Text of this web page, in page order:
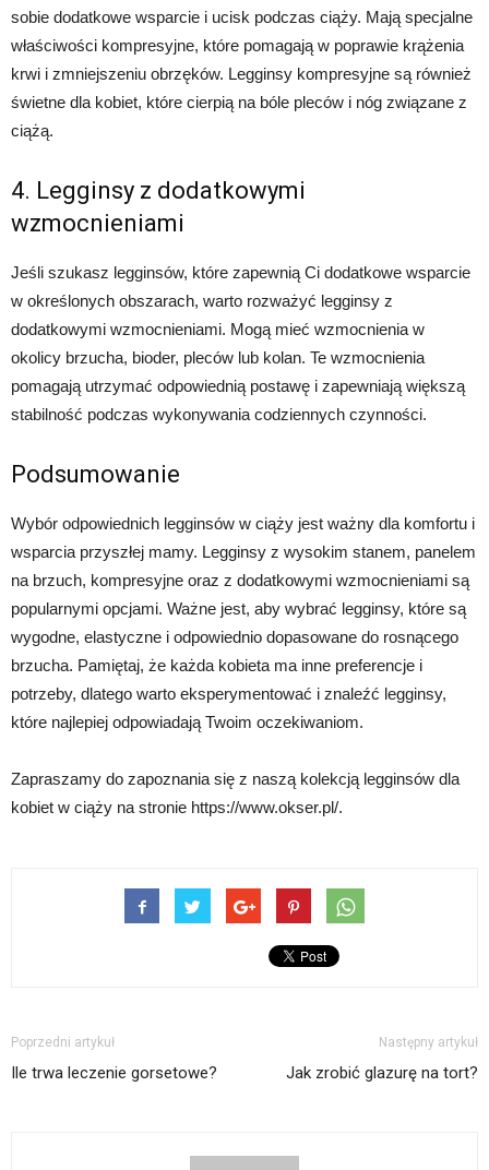
sobie dodatkowe wsparcie i ucisk podczas ciąży. Mają specjalne
właściwości kompresyjne, które pomagają w poprawie krążenia
krwi i zmniejszeniu obrzęków. Legginsy kompresyjne są również
świetne dla kobiet, które cierpią na bóle pleców i nóg związane z
ciążą.
4. Legginsy z dodatkowymi
wzmocnieniami
Jeśli szukasz legginsów, które zapewnią Ci dodatkowe wsparcie
w określonych obszarach, warto rozważyć legginsy z
dodatkowymi wzmocnieniami. Mogą mieć wzmocnienia w
okolicy brzucha, bioder, pleców lub kolan. Te wzmocnienia
pomagają utrzymać odpowiednią postawę i zapewniają większą
stabilność podczas wykonywania codziennych czynności.
Podsumowanie
Wybór odpowiednich legginsów w ciąży jest ważny dla komfortu i
wsparcia przyszłej mamy. Legginsy z wysokim stanem, panelem
na brzuch, kompresyjne oraz z dodatkowymi wzmocnieniami są
popularnymi opcjami. Ważne jest, aby wybrać legginsy, które są
wygodne, elastyczne i odpowiednio dopasowane do rosnącego
brzucha. Pamiętaj, że każda kobieta ma inne preferencje i
potrzeby, dlatego warto eksperymentować i znaleźć legginsy,
które najlepiej odpowiadają Twoim oczekiwaniom.
Zapraszamy do zapoznania się z naszą kolekcją legginsów dla
kobiet w ciąży na stronie https://www.okser.pl/.
Poprzedni artykuł
Ile trwa leczenie gorsetowe?
Następny artykuł
Jak zrobić glazurę na tort?